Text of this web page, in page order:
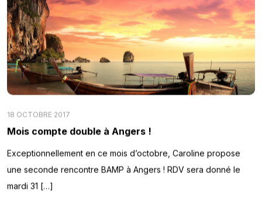
18 OCTOBRE 2017
Mois compte double à Angers !
Exceptionnellement en ce mois d’octobre, Caroline propose
une seconde rencontre BAMP à Angers ! RDV sera donné le
mardi 31 […]